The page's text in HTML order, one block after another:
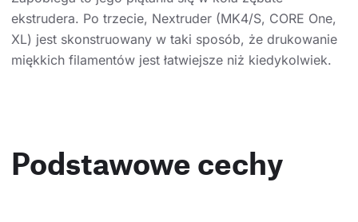
ekstrudera. Po trzecie, Nextruder (MK4/S, CORE One,
XL) jest skonstruowany w taki sposób, że drukowanie
miękkich filamentów jest łatwiejsze niż kiedykolwiek.
Podstawowe cechy